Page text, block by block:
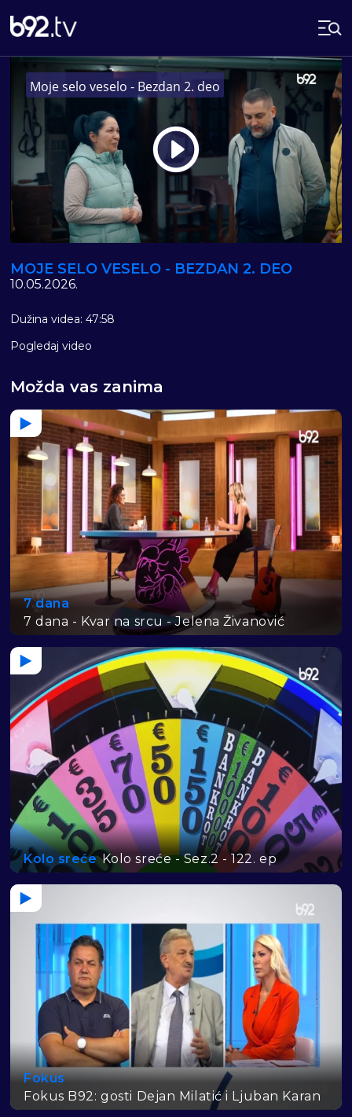
Play
Moje selo veselo - Bezdan 2. deo
MOJE SELO VESELO - BEZDAN 2. DEO
10.05.2026.
Dužina videa: 47:58
Pogledaj video
Možda vas zanima
7 dana
7 dana - Kvar na srcu - Jelena Živanović
Kolo sreće Kolo sreće - Sez.2 - 122. ep
Fokus
Fokus B92: gosti Dejan Milatić i Ljuban Karan